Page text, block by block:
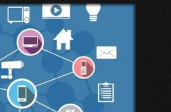
esa razón, Enacom pide que el
de recomendaciones.